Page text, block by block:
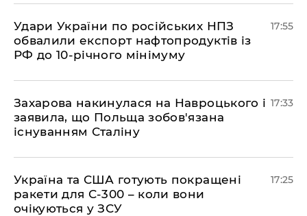
​Удари України по російських НПЗ
обвалили експорт нафтопродуктів із
РФ до 10-річного мінімуму
17:55
​Захарова накинулася на Навроцького і
заявила, що Польща зобов'язана
існуванням Сталіну
17:33
​Україна та США готують покращені
ракети для С-300 – коли вони
очікуються у ЗСУ
17:25